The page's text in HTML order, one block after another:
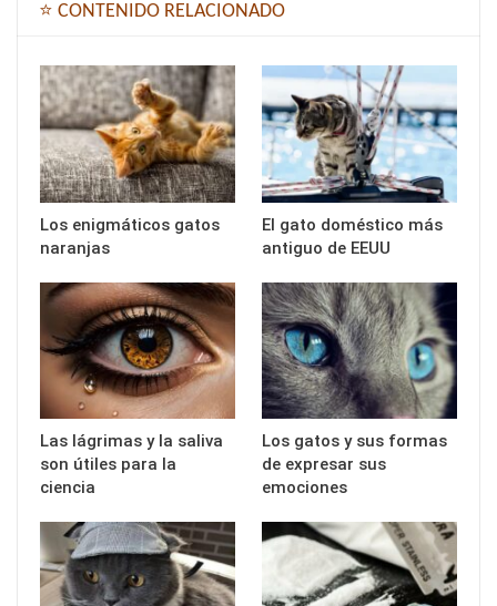
⭐ CONTENIDO RELACIONADO
Los enigmáticos gatos
naranjas
El gato doméstico más
antiguo de EEUU
Las lágrimas y la saliva
son útiles para la
ciencia
Los gatos y sus formas
de expresar sus
emociones